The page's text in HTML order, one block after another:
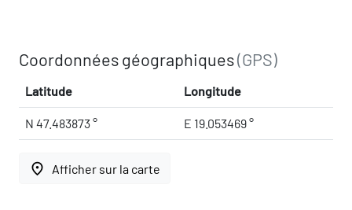
Coordonnées géographiques(GPS)
Latitude Longitude
N 47.483873 ° E 19.053469 °
place Afficher sur la carte